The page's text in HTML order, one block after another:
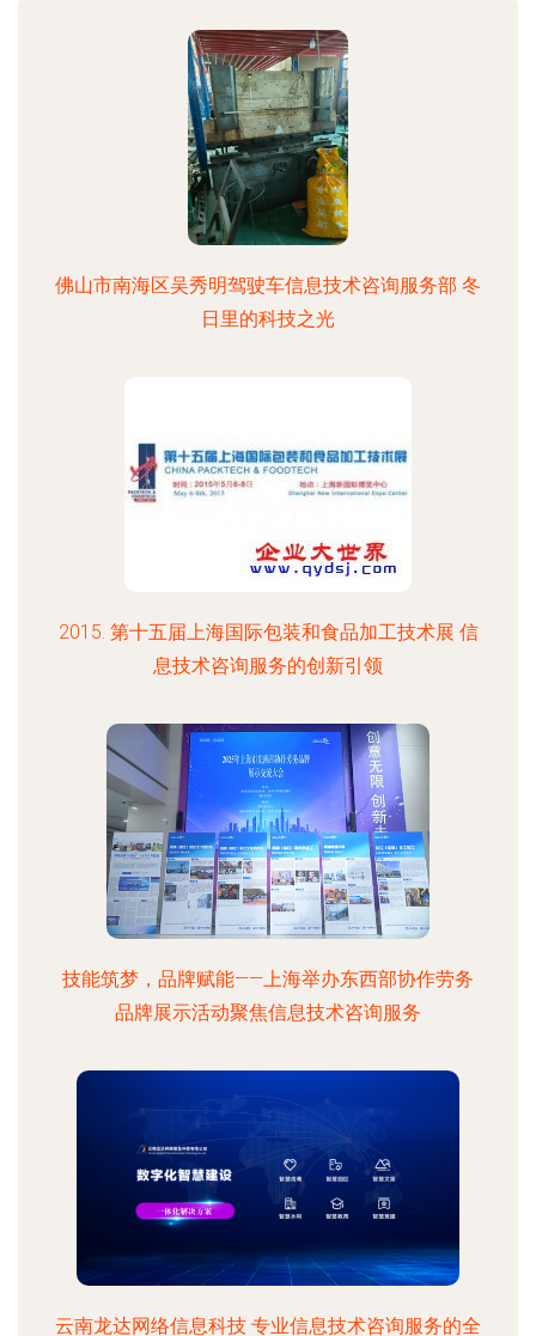
佛山市南海区吴秀明驾驶车信息技术咨询服务部 冬
日里的科技之光
2015. 第十五届上海国际包装和食品加工技术展 信
息技术咨询服务的创新引领
技能筑梦，品牌赋能——上海举办东西部协作劳务
品牌展示活动聚焦信息技术咨询服务
云南龙达网络信息科技 专业信息技术咨询服务的全